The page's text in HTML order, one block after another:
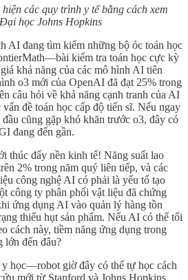
các quy trình y tế bằng cách xem
học Johns Hopkins
AI đang tìm kiếm những bộ óc toán học
kiểm tra toán học cực kỳ
khả năng của các mô hình AI tiên
o3 mới của OpenAI đã đạt 25% trong
câu hỏi về khả năng cạnh tranh của AI
đề toán học cấp độ tiến sĩ. Nếu ngay
cũng gặp khó khăn trước o3, đây có
đang đến gần.
thúc đẩy nền kinh tế! Năng suất lao
2% trong năm quý liên tiếp, và các
công nghệ AI có phải là yếu tố tạo
công ty phân phối vật liệu đã chứng
ứng dụng AI vào quản lý hàng tồn
thiếu hụt sản phẩm. Nếu AI có thể tối
cách này, tiềm năng ứng dụng trong
lớn đến đâu?
học—robot giờ đây có thể tự học cách